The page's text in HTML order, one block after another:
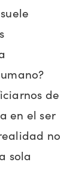
de
en el ser
no
sola